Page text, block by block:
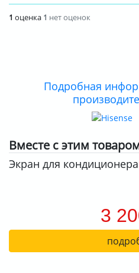
КОНТАКТЫ
1 оценка 1 нет оценок
Подробная
Вместе с этим
Экран для кондиционера
3